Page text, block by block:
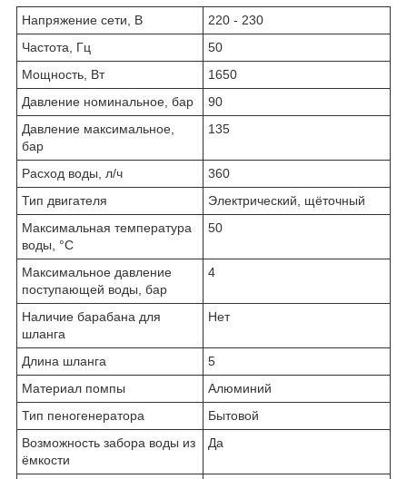
Напряжение сети, В
220 - 230
Частота, Гц
50
Мощность, Вт
1650
Давление номинальное, бар
90
Давление максимальное,
бар
135
Расход воды, л/ч
360
Тип двигателя
Электрический, щёточный
Максимальная температура
воды, °С
50
Максимальное давление
поступающей воды, бар
4
Наличие барабана для
шланга
Нет
Длина шланга
5
Материал помпы
Алюминий
Тип пеногенератора
Бытовой
Возможность забора воды из
ёмкости
Да